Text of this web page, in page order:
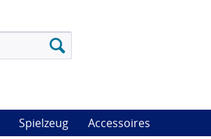
Spielzeug Accessoires